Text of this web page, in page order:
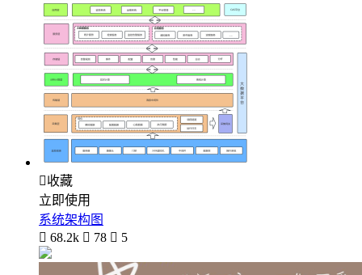
收藏
立即使用
系统架构图
 68.2k  78  5